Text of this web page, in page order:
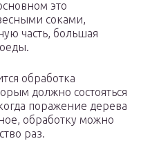
это
соками,
часть, большая
обработка
должно состояться
поражение дерева
обработку можно
раз.